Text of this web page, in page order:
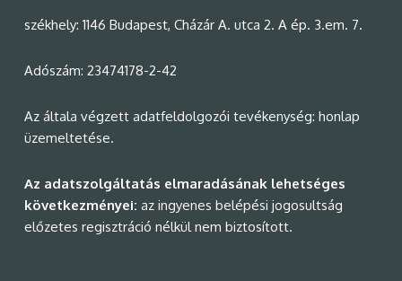
székhely: 1146 Budapest, Cházár A. utca 2. A ép. 3.em. 7.
Adószám: 23474178-2-42
Az általa végzett adatfeldolgozói tevékenység: honlap
üzemeltetése.
Az adatszolgáltatás elmaradásának lehetséges
következményei: az ingyenes belépési jogosultság
előzetes regisztráció nélkül nem biztosított.